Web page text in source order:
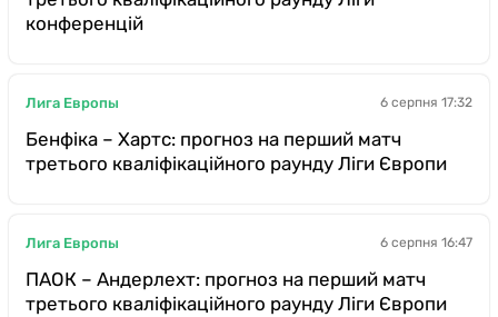
конференцій
Лига Европы 6 серпня 17:32
Бенфіка – Хартс: прогноз на перший матч
третього кваліфікаційного раунду Ліги Європи
Лига Европы 6 серпня 16:47
ПАОК – Андерлехт: прогноз на перший матч
третього кваліфікаційного раунду Ліги Європи